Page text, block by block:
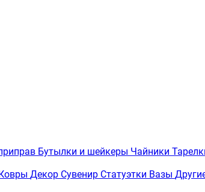
Бутылки и шейкеры Чайники
Декор Сувенир Статуэтки Вазы